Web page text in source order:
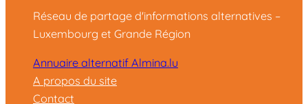
Réseau de partage d'informations alternatives –
Luxembourg et Grande Région
Annuaire alternatif Almina.lu
A propos du site
Contact